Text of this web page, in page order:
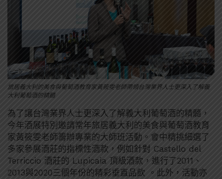
旅居義大利的美食與葡萄酒教育家黃筱雯老師帶領台灣業界人士更深入了解義
大利葡萄酒的精髓
為了讓台灣業界人士更深入了解義大利葡萄酒的精髓，
今年酒展特別邀請常年旅居義大利的美食與葡萄酒教育
家黃筱雯老師籌辦專業的大師班活動。會中精挑細選了
多家參展酒莊的指標性酒款，例如針對 Castello del
Terriccio 酒莊的 Lupicaia 頂級酒款，進行了2011、
2013與2020三個年份的精彩垂直品飲 。此外，活動亦